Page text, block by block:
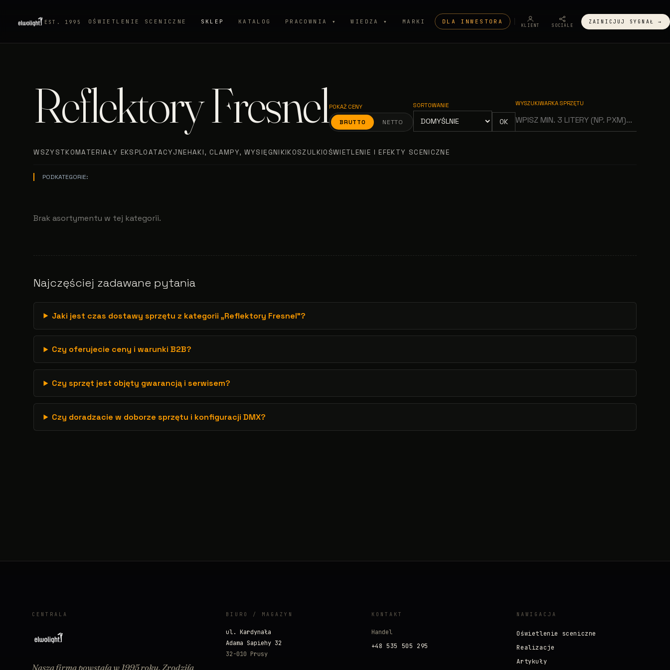
EST. 1995 OŚWIETLENIE SCENICZNE SKLEP KATALOG PRACOWNIA ▾ WIEDZA ▾ MARKI DLA INWESTORA
KLIENT SOCIALE
ZAINICJUJ SYGNAŁ →
Reflektory FresnelPOKAŻ CENY
BRUTTO NETTO
SORTOWANIE
OK
WYSZUKIWARKA SPRZĘTU
WSZYSTKOMATERIAŁY EKSPLOATACYJNEHAKI, CLAMPY, WYSIĘGNIKIKOSZULKIOŚWIETLENIE I EFEKTY SCENICZNE
PODKATEGORIE:
Brak asortymentu w tej kategorii.
Najczęściej zadawane pytania
Jaki jest czas dostawy sprzętu z kategorii „Reflektory Fresnel”?
Czy oferujecie ceny i warunki B2B?
Czy sprzęt jest objęty gwarancją i serwisem?
Czy doradzacie w doborze sprzętu i konfiguracji DMX?
CENTRALA
Nasza firma powstała w 1995 roku. Zrodziła
BIURO / MAGAZYN
ul. Kardynała
Adama Sapiehy 32
32-010 Prusy
KONTAKT
Handel
+48 535 505 295
NAWIGACJA
Oświetlenie sceniczne
Realizacje
Artykuły